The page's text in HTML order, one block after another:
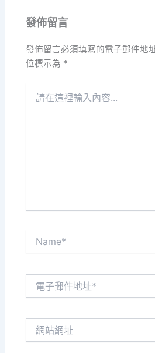
發佈留言
發佈留言必須填寫的電子郵件地
位標示為 *